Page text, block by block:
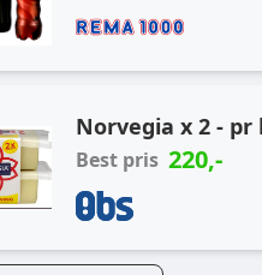
Norvegia x 2 - pr
Best pris 220,-